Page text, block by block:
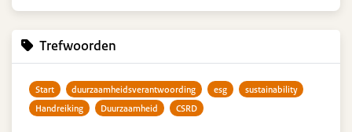
Trefwoorden
Start duurzaamheidsverantwoording esg
sustainability
Handreiking
Duurzaamheid CSRD